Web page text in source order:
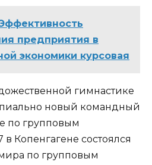
предприятия в
экономики курсовая
гимнастике
новый командный
по групповым
Копенгагене состоялся
по групповым